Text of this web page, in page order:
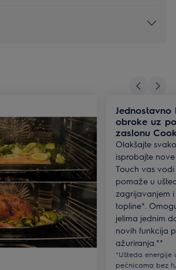
Jednostavno
obroke uz
zaslonu
Olakšajte
isprobajte
Touch vas
pomaže u
zagrijavanjem
topline*.
jelima jednim
novih funkcija
ažuriranja.**
*Ušteda energije
pećnicama bez